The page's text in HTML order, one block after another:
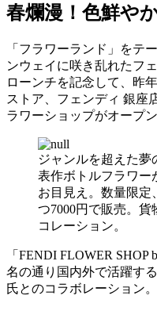
春爛漫！色鮮や
「フラワーランド」をテ
ンウェイに咲き乱れたフ
ローンチを記念して、昨
ストア、フェンディ 銀座
ラワーショップがオープン
ジャンルを超えた
表作ボトルフラワー
お目見え。数量限定
つ7000円で販売。貨
コレーション。
「FENDI FLOWER
名の通り国内外で活躍す
氏とのコラボレーション。